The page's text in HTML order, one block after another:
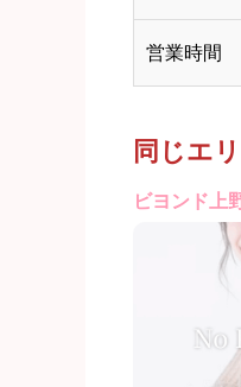
営業時間
同じエ
ビヨンド上